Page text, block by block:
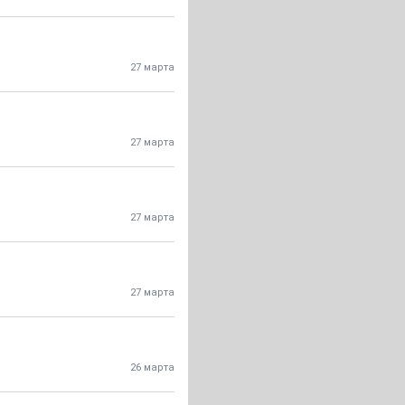
27 марта
27 марта
27 марта
27 марта
26 марта